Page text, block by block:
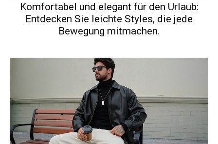
Komfortabel und elegant für den Urlaub:
Entdecken Sie leichte Styles, die jede
Bewegung mitmachen.